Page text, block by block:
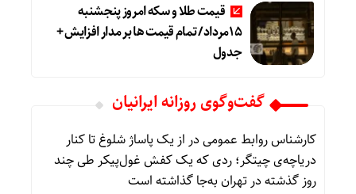
قیمت طلا و سکه امروز پنجشنبه
15مرداد/ تمام قیمت ها بر مدار افزایش +
جدول
گفت‌وگوی روزانه ایرانیان
کارشناس روابط عمومیدر از یک پاساژ شلوغ تا کنار
دریاچه‌ی چیتگر؛ ردی که یک کفش غول‌پیکر طی چند
روز گذشته در تهران به‌جا گذاشته است